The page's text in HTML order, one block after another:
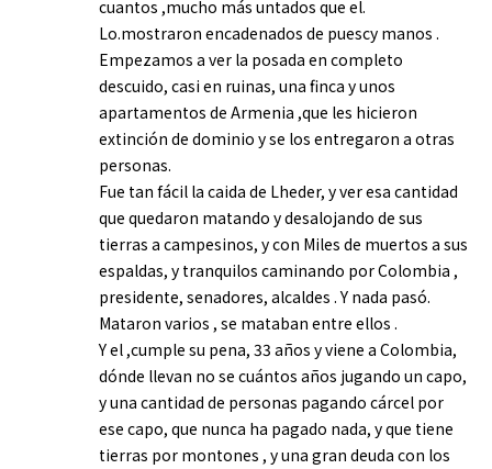
cuantos ,mucho más untados que el.
Lo.mostraron encadenados de puescy manos .
Empezamos a ver la posada en completo
descuido, casi en ruinas, una finca y unos
apartamentos de Armenia ,que les hicieron
extinción de dominio y se los entregaron a otras
personas.
Fue tan fácil la caida de Lheder, y ver esa cantidad
que quedaron matando y desalojando de sus
tierras a campesinos, y con Miles de muertos a sus
espaldas, y tranquilos caminando por Colombia ,
presidente, senadores, alcaldes . Y nada pasó.
Mataron varios , se mataban entre ellos .
Y el ,cumple su pena, 33 años y viene a Colombia,
dónde llevan no se cuántos años jugando un capo,
y una cantidad de personas pagando cárcel por
ese capo, que nunca ha pagado nada, y que tiene
tierras por montones , y una gran deuda con los